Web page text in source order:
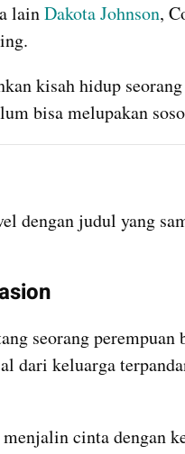
lain Dakota Johnson,
kisah hidup
bisa melupakan
dengan judul yang
seorang
dari keluarga
cinta dengan